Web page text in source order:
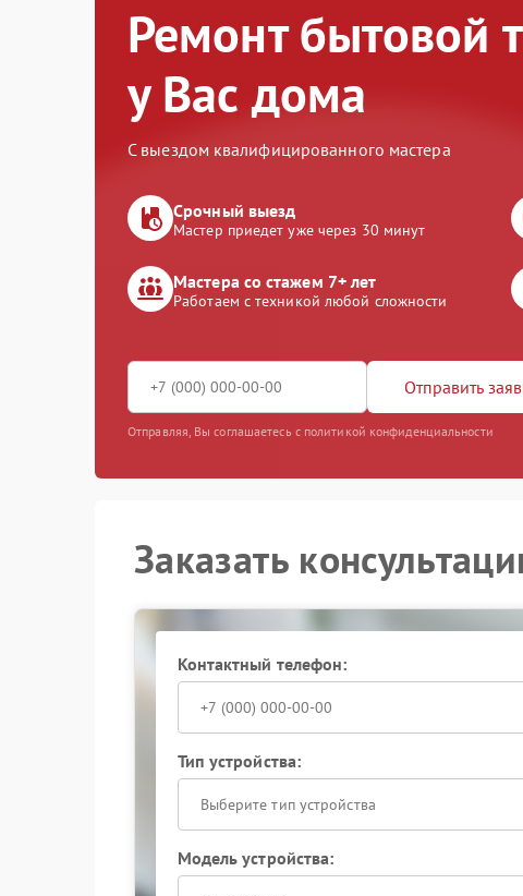
Ремонт бытовой
у Вас дома
С выездом квалифицированного мастера
Срочный выезд
Мастер приедет уже через 30 минут
Мастера со стажем 7+ лет
Работаем с техникой любой сложности
Отправить
Отправляя, Вы соглашаетесь с политикой конфиденциальности
Заказать
Контактный телефон:
Тип устройства:
Выберите тип устройства
Модель устройства: